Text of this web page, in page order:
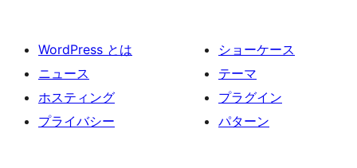
WordPress とは
ニュース
ホスティング
プライバシー
ショーケース
テーマ
プラグイン
パターン